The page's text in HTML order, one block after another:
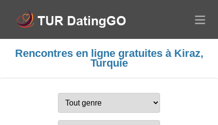
Rencontres en ligne gratuites à Kiraz,
Turquie